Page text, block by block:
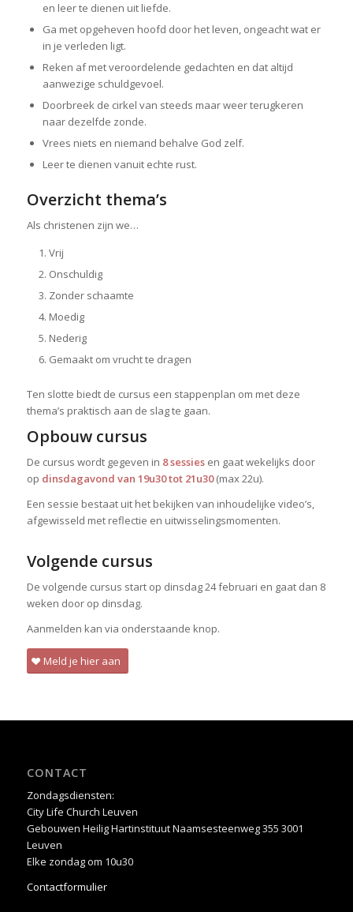
en leer te dienen uit liefde.
Ga met opgeheven hoofd door het leven, ongeacht wat er
in je verleden ligt.
Reken af met veroordelende gedachten en dat altijd
aanwezige schuldgevoel.
Doorbreek de cirkel van steeds maar weer terugkeren
naar dezelfde zonde.
Vrees niets en niemand behalve God zelf.
Leer te dienen vanuit echte rust.
Overzicht thema’s
Als christenen zijn we…
Vrij
Onschuldig
Zonder schaamte
Moedig
Nederig
Gemaakt om vrucht te dragen
Ten slotte biedt de cursus een stappenplan om met deze
thema’s praktisch aan de slag te gaan.
Opbouw cursus
De cursus wordt gegeven in 8 sessiesen gaat wekelijks door
op dinsdagavond van 19u30 tot 21u30(max 22u).
Een sessie bestaat uit het bekijken van inhoudelijke video’s,
afgewisseld met reflectie en uitwisselingsmomenten.
Volgende cursus
De volgende cursus start op dinsdag 24 februari en gaat dan 8
weken door op dinsdag.
Aanmelden kan via onderstaande knop.
Meld je hier aan
CONTACT
Zondagsdiensten:
City Life Church Leuven
Gebouwen Heilig Hartinstituut Naamsesteenweg 355 3001
Leuven
Elke zondag om 10u30
Contactformulier